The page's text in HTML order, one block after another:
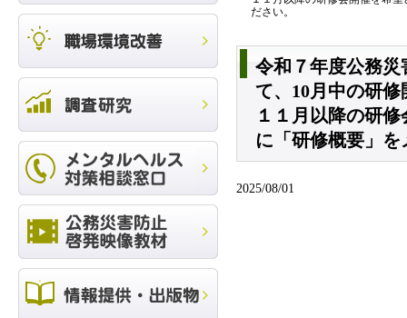
ださい。
令和７年度公務
て、10月中の研
１１月以降の研
に「研修概要」
2025/08/01